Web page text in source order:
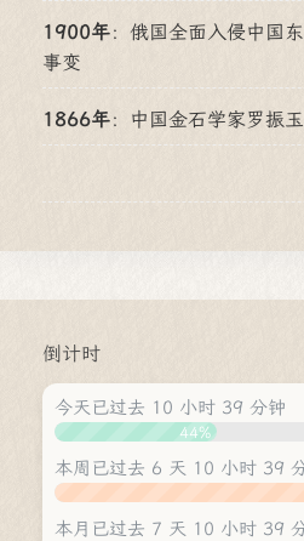
1900年： 俄国全面入侵中国
事变
1866年： 中国金石学家罗振
倒计时
今天已过去 10 小时 39 分钟
44%
本周已过去 6 天 10 小时 39
本月已过去 7 天 10 小时 39